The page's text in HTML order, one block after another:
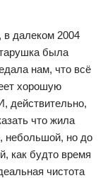
в далеком 2004
была
нам, что всё
хорошую
действительно,
что жила
небольшой, но до
как будто время
чистота